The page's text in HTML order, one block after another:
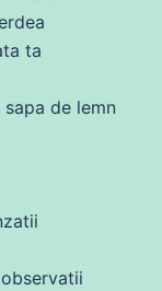
ta
de lemn